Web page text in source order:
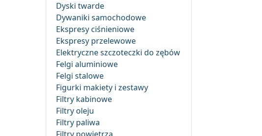
Dyski twarde
Dywaniki samochodowe
Ekspresy ciśnieniowe
Ekspresy przelewowe
Elektryczne szczoteczki do zębów
Felgi aluminiowe
Felgi stalowe
Figurki makiety i zestawy
Filtry kabinowe
Filtry oleju
Filtry paliwa